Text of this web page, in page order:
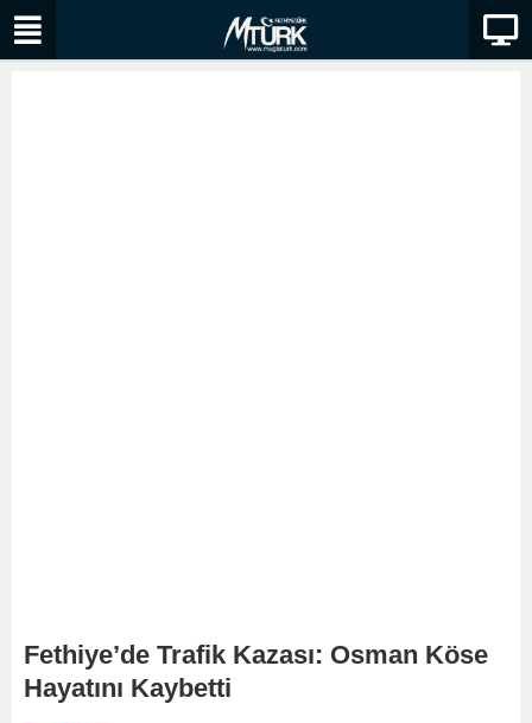
Fethiye’de Trafik Kazası: Osman Köse
Hayatını Kaybetti